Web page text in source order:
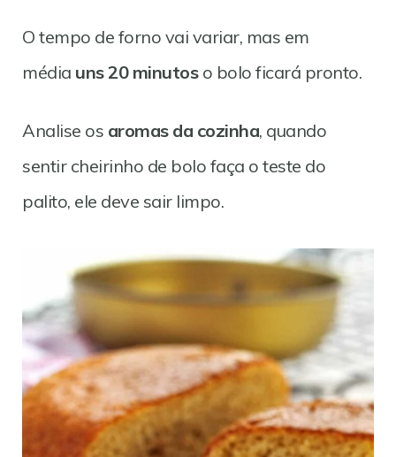
O tempo de forno vai variar, mas em
média uns 20 minutoso bolo ficará pronto.
Analise os aromas da cozinha, quando
sentir cheirinho de bolo faça o teste do
palito, ele deve sair limpo.